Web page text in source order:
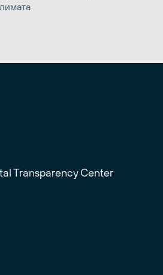
Transparency Center